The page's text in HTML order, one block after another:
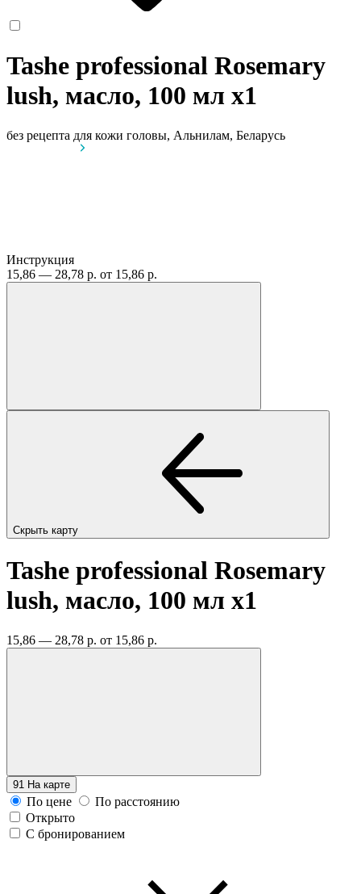
Tashe professional Rosemary
lush, масло, 100 мл x1
без рецепта для кожи головы, Альнилам, Беларусь
Инструкция
15,86 — 28,78 р. от 15,86 р.
Скрыть карту
Tashe professional Rosemary
lush, масло, 100 мл x1
15,86 — 28,78 р. от 15,86 р.
91 На карте
По цене
По расстоянию
Открыто
С бронированием